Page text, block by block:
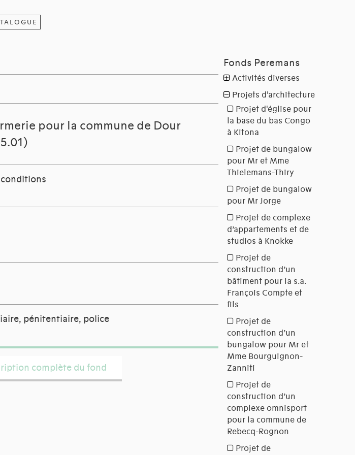
pour la commune de Dour
conditions
pénitentiaire, police
complète du fond